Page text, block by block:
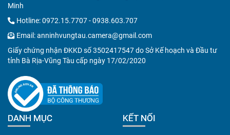
Minh
Hotline:0972.15.7707-0938.603.707
Email:anninhvungtau.camera@gmail.com
Giấy chứng nhận ĐKKD số 3502417547 do Sở Kế hoạch và Đầu tư
tỉnh Bà Rịa-Vũng Tàu cấp ngày 17/02/2020
DANH MỤC KẾT NỐI